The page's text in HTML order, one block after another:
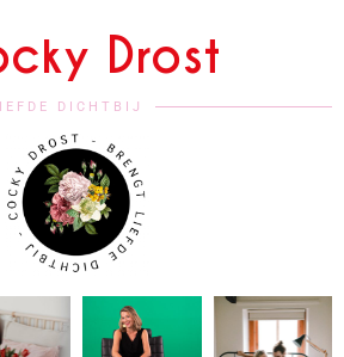
Drost
DICHTBIJ